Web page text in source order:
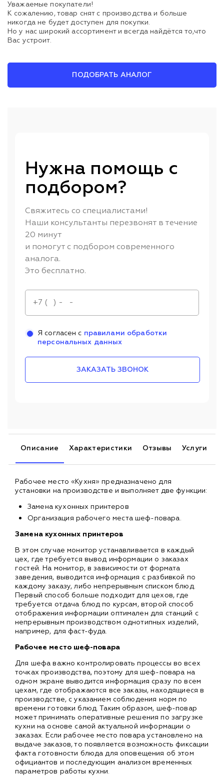
Уважаемые покупатели!
К сожалению, товар снят с производства и больше
никогда не будет доступен для покупки.
Но у нас широкий ассортимент и всегда найдётся то,что
Вас устроит.
ПОДОБРАТЬ АНАЛОГ
Нужна помощь с
подбором?
Свяжитесь со специалистами!
Наши консультанты перезвонят в течение
20 минут
и помогут с подбором современного
аналога.
Это бесплатно.
Я согласен с правилами обработки
персональных данных
ЗАКАЗАТЬ ЗВОНОК
Описание Характеристики Отзывы Услуги
Рабочее место «Кухня» предназначено для
установки на производстве и выполняет две функции:
Замена кухонных принтеров
Организация рабочего места шеф-повара.
Замена кухонных принтеров
В этом случае монитор устанавливается в каждый
цех, где требуется вывод информации о заказах
гостей. На монитор, в зависимости от формата
заведения, выводится информация с разбивкой по
каждому заказу, либо непрерывным списком блюд.
Первый способ больше подходит для цехов, где
требуется отдача блюд по курсам, второй способ
отображения информации оптимален для станций с
непрерывным производством однотипных изделий,
например, для фаст-фуда.
Рабочее место шеф-повара
Для шефа важно контролировать процессы во всех
точках производства, поэтому для шеф-повара на
одном экране выводится информация сразу по всем
цехам, где отображаются все заказы, находящиеся в
производстве, с указанием соблюдения норм по
времени готовки блюд. Таким образом, шеф-повар
может принимать оперативные решения по загрузке
кухни на основе самой актуальной информации о
заказах. Если рабочее место повара установлено на
выдаче заказов, то появляется возможность фиксации
факта готовности блюда для оповещения об этом
официантов и последующим анализом временных
параметров работы кухни.